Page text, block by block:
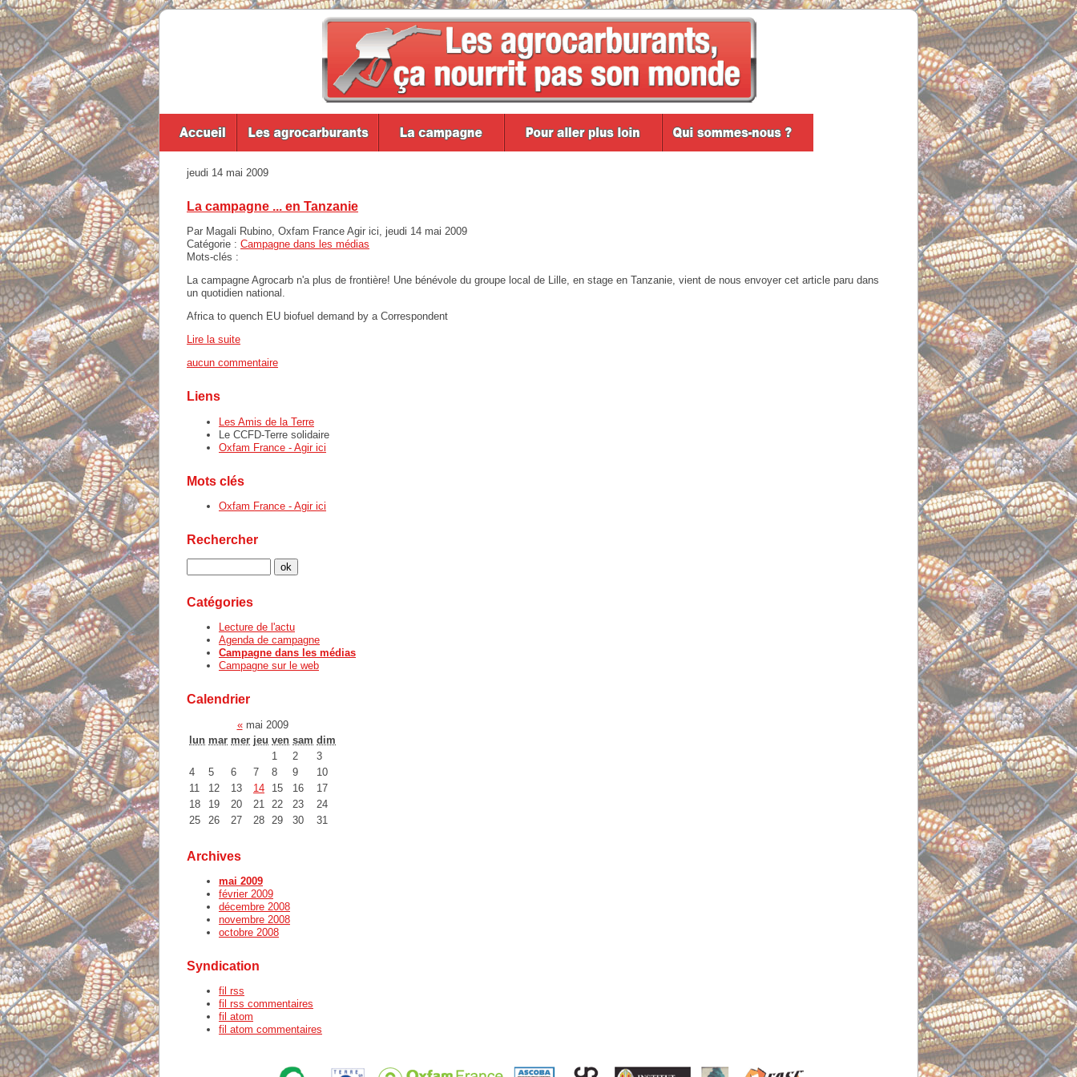
jeudi 14 mai 2009
La campagne ... en Tanzanie
Par Magali Rubino, Oxfam France Agir ici, jeudi 14 mai 2009
Catégorie : Campagne dans les médias
Mots-clés :
La campagne Agrocarb n'a plus de frontière! Une bénévole du groupe local de Lille, en stage en Tanzanie, vient de nous envoyer cet article paru dans
un quotidien national.
Africa to quench EU biofuel demand by a Correspondent
Lire la suite
aucun commentaire
Liens
Les Amis de la Terre
Le CCFD-Terre solidaire
Oxfam France - Agir ici
Mots clés
Oxfam France - Agir ici
Rechercher
Catégories
Lecture de l'actu
Agenda de campagne
Campagne dans les médias
Campagne sur le web
Calendrier
«mai 2009
lun mar mer jeu ven sam dim
1
2
3
4
5 6 7 8 9
10
11
12 13 14 15 16
17
18
19 20 21 22 23
24
25
26 27 28 29 30 31
Archives
mai 2009
février 2009
décembre 2008
novembre 2008
octobre 2008
Syndication
fil rss
fil rss commentaires
fil atom
fil atom commentaires